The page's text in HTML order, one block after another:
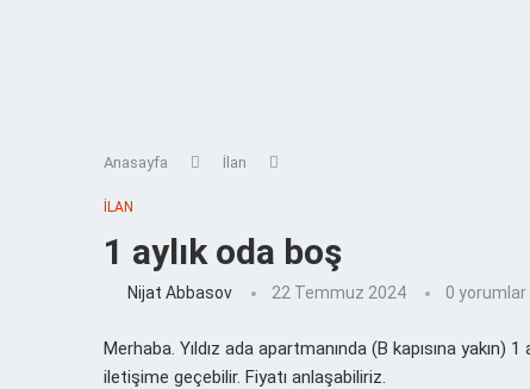
Anasayfa İlan
İLAN
1 aylık oda boş
Nijat Abbasov 22 Temmuz 2024 0 yorumlar
Merhaba. Yıldız ada apartmanında (B kapısına
iletişime geçebilir. Fiyatı anlaşabiliriz.